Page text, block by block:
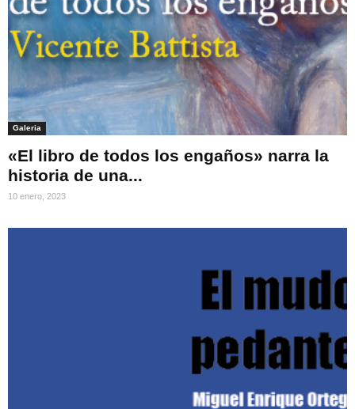
Galeria
«El libro de todos los engaños» narra la
historia de una...
10 enero, 2023